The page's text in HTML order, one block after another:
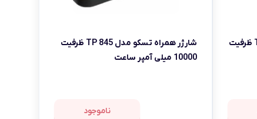
شارژر همراه تسکو مدل TP 817L ظرفیت
شارژر همراه تسکو مدل TP 845 ظرفیت
10000 میلی آمپر ساعت
ناموجود